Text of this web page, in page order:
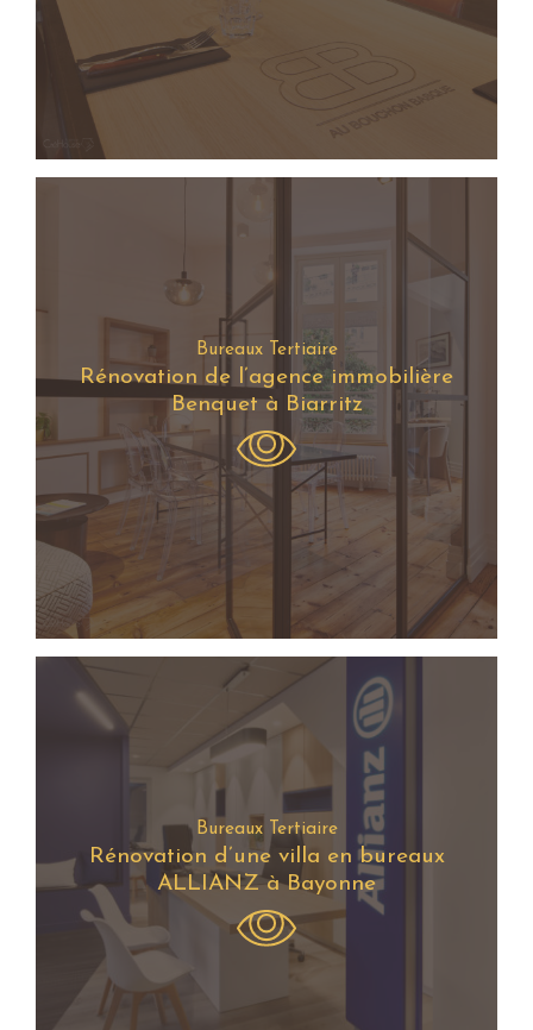
Bureaux Tertiaire
Rénovation de l’agence immobilière
Benquet à Biarritz
Bureaux Tertiaire
Rénovation d’une villa en bureaux
ALLIANZ à Bayonne